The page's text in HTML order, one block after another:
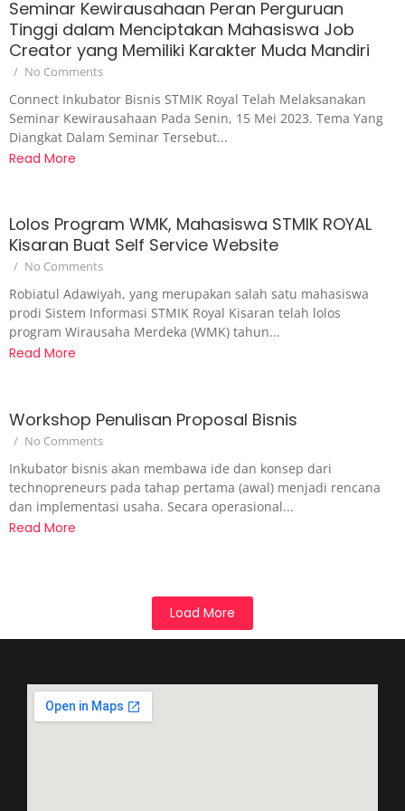
Seminar Kewirausahaan Peran Perguruan
Tinggi dalam Menciptakan Mahasiswa Job
Creator yang Memiliki Karakter Muda Mandiri
/ No Comments
Connect Inkubator Bisnis STMIK Royal Telah Melaksanakan
Seminar Kewirausahaan Pada Senin, 15 Mei 2023. Tema Yang
Diangkat Dalam Seminar Tersebut...
Read More
Lolos Program WMK, Mahasiswa STMIK ROYAL
Kisaran Buat Self Service Website
/ No Comments
Robiatul Adawiyah, yang merupakan salah satu mahasiswa
prodi Sistem Informasi STMIK Royal Kisaran telah lolos
program Wirausaha Merdeka (WMK) tahun...
Read More
Workshop Penulisan Proposal Bisnis
/ No Comments
Inkubator bisnis akan membawa ide dan konsep dari
technopreneurs pada tahap pertama (awal) menjadi rencana
dan implementasi usaha. Secara operasional...
Read More
Load More